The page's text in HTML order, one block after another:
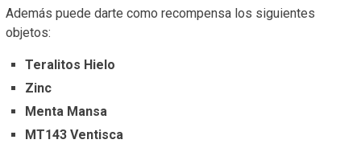
Además puede darte como recompensa los siguientes
objetos:
Teralitos Hielo
Zinc
Menta Mansa
MT143 Ventisca